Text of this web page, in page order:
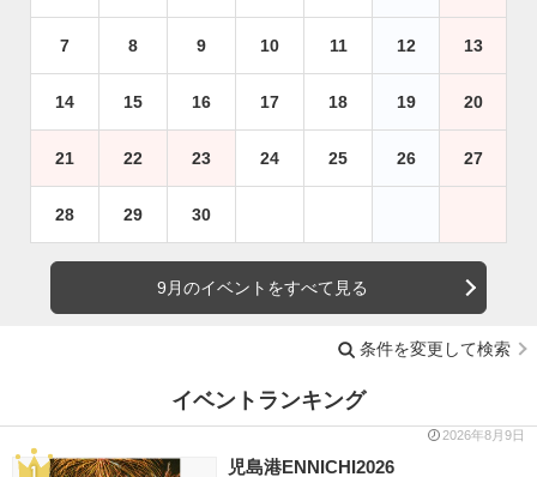
7 8 9 10 11 12 13
14 15 16 17 18 19 20
21 22 23 24 25 26 27
28 29 30
9月のイベントをすべて見る
条件を変更して検索
イベントランキング
2026年8月9日
児島港ENNICHI2026